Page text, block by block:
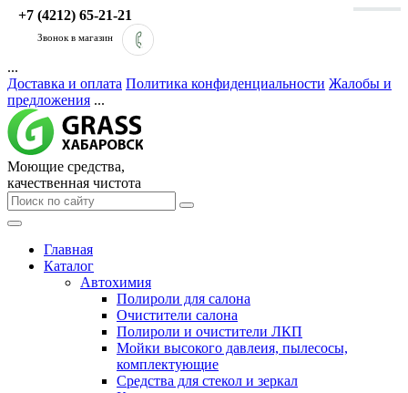
+7 (4212) 65-21-21
Звонок в магазин
...
Доставка и оплата Политика конфиденциальности Жалобы и
предложения ...
Моющие средства,
качественная чистота
Главная
Каталог
Автохимия
Полироли для салона
Очистители салона
Полироли и очистители ЛКП
Мойки высокого давлеия, пылесосы,
комплектующие
Средства для стекол и зеркал